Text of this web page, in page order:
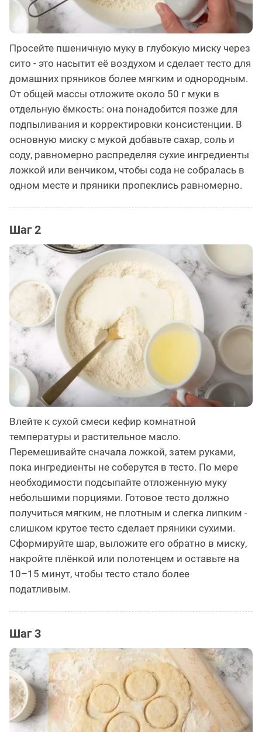
Просейте пшеничную муку в глубокую миску через
сито - это насытит её воздухом и сделает тесто для
домашних пряников более мягким и однородным.
От общей массы отложите около 50 г муки в
отдельную ёмкость: она понадобится позже для
подпыливания и корректировки консистенции. В
основную миску с мукой добавьте сахар, соль и
соду, равномерно распределяя сухие ингредиенты
ложкой или венчиком, чтобы сода не собралась в
одном месте и пряники пропеклись равномерно.
Шаг 2
Влейте к сухой смеси кефир комнатной
температуры и растительное масло.
Перемешивайте сначала ложкой, затем руками,
пока ингредиенты не соберутся в тесто. По мере
необходимости подсыпайте отложенную муку
небольшими порциями. Готовое тесто должно
получиться мягким, не плотным и слегка липким -
слишком крутое тесто сделает пряники сухими.
Сформируйте шар, выложите его обратно в миску,
накройте плёнкой или полотенцем и оставьте на
10–15 минут, чтобы тесто стало более
податливым.
Шаг 3